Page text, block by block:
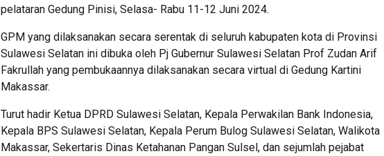
pelataran Gedung Pinisi, Selasa- Rabu 11-12 Juni 2024.
GPM yang dilaksanakan secara serentak di seluruh kabupaten kota di Provinsi
Sulawesi Selatan ini dibuka oleh Pj Gubernur Sulawesi Selatan Prof Zudan Arif
Fakrullah yang pembukaannya dilaksanakan secara virtual di Gedung Kartini
Makassar.
Turut hadir Ketua DPRD Sulawesi Selatan, Kepala Perwakilan Bank Indonesia,
Kepala BPS Sulawesi Selatan, Kepala Perum Bulog Sulawesi Selatan, Walikota
Makassar, Sekertaris Dinas Ketahanan Pangan Sulsel, dan sejumlah pejabat